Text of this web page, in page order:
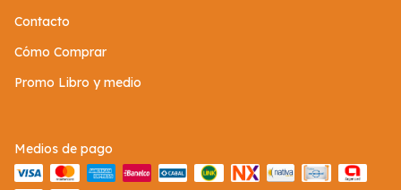
Contacto
Cómo Comprar
Promo Libro y medio
Medios de pago